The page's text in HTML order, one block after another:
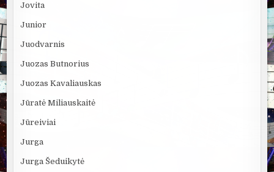
Jovita
Junior
Juodvarnis
Juozas Butnorius
Juozas Kavaliauskas
Jūratė Miliauskaitė
Jūreiviai
Jurga
Jurga Šeduikytė